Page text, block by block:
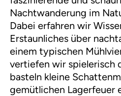
Nachtwanderung im
Dabei erfahren wir
Erstaunliches über
einem typischen
vertiefen wir spielerisch
basteln kleine
gemütlichen Lagerfeuer